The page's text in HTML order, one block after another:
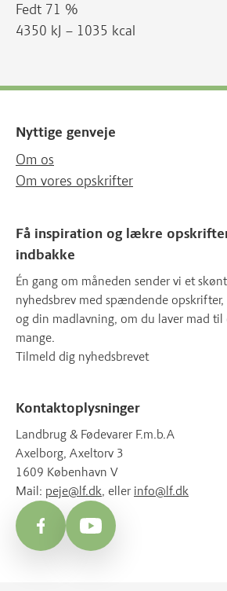
Fedt 71 %
4350 kJ – 1035 kcal
Nyttige genveje
Om os
Om vores opskrifter
Få inspiration og lækre
indbakke
Én gang om måneden sender vi et
nyhedsbrev med spændende
og din madlavning, om du laver mad til
mange.
Tilmeld dig nyhedsbrevet
Kontaktoplysninger
Landbrug & Fødevarer F.m.b.A
Axelborg, Axeltorv 3
1609 København V
Mail: peje@lf.dk, eller info@lf.dk
FacebookYouTube